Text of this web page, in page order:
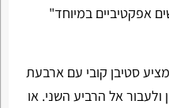
אפקטיביים במיוחד"
סטיבן קובי עם ארבעת
אל הרביע השני. או